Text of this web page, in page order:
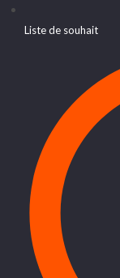
Liste de souhait